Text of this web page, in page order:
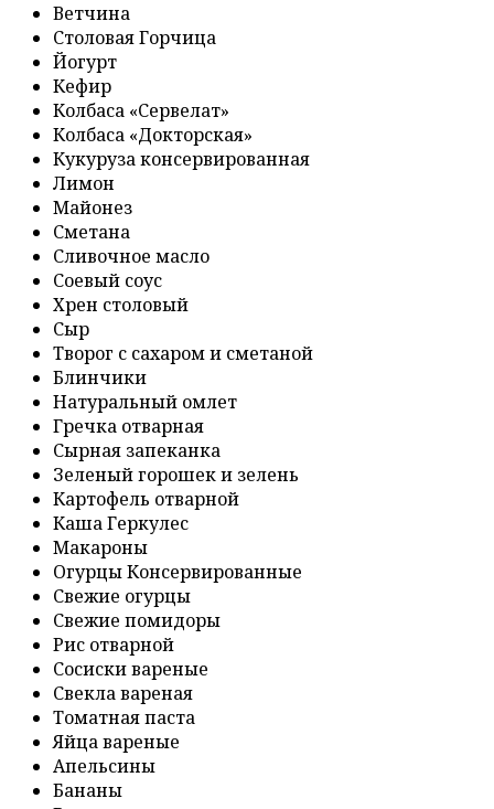
Ветчина
Столовая Горчица
Йогурт
Кефир
Колбаса «Сервелат»
Колбаса «Докторская»
Кукуруза консервированная
Лимон
Майонез
Сметана
Сливочное масло
Соевый соус
Хрен столовый
Сыр
Творог с сахаром и сметаной
Блинчики
Натуральный омлет
Гречка отварная
Сырная запеканка
Зеленый горошек и зелень
Картофель отварной
Каша Геркулес
Макароны
Огурцы Консервированные
Свежие огурцы
Свежие помидоры
Рис отварной
Сосиски вареные
Свекла вареная
Томатная паста
Яйца вареные
Апельсины
Бананы